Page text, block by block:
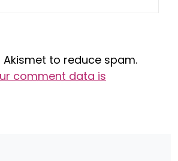
Akismet to reduce spam.
comment data is